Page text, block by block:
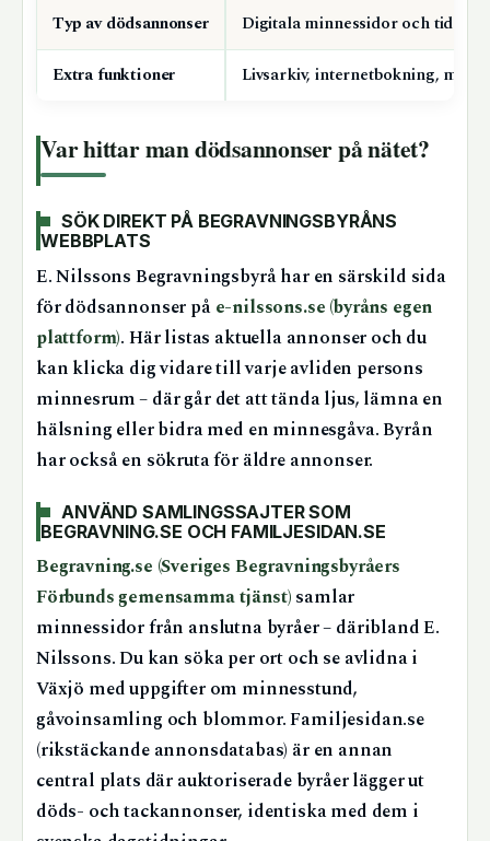
Typ av dödsannonser Digitala minnessidor och
Extra funktioner Livsarkiv, internetbokning,
Var hittar man dödsannonser på nätet?
SÖK DIREKT PÅ BEGRAVNINGSBYRÅNS
WEBBPLATS
E. Nilssons Begravningsbyrå har en särskild sida
för dödsannonser på e-nilssons.se (byråns egen
plattform). Här listas aktuella annonser och du
kan klicka dig vidare till varje avliden persons
minnesrum – där går det att tända ljus, lämna en
hälsning eller bidra med en minnesgåva. Byrån
har också en sökruta för äldre annonser.
ANVÄND SAMLINGSSAJTER SOM
BEGRAVNING.SE OCH FAMILJESIDAN.SE
Begravning.se (Sveriges Begravningsbyråers
Förbunds gemensamma tjänst) samlar
minnessidor från anslutna byråer – däribland E.
Nilssons. Du kan söka per ort och se avlidna i
Växjö med uppgifter om minnesstund,
gåvoinsamling och blommor. Familjesidan.se
(rikstäckande annonsdatabas) är en annan
central plats där auktoriserade byråer lägger ut
döds- och tackannonser, identiska med dem i